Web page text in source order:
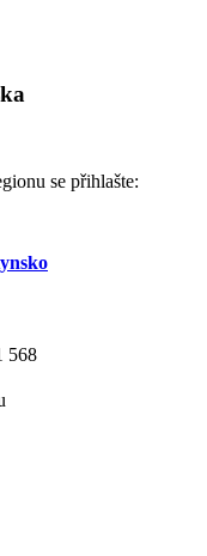
se přihlašte:
568